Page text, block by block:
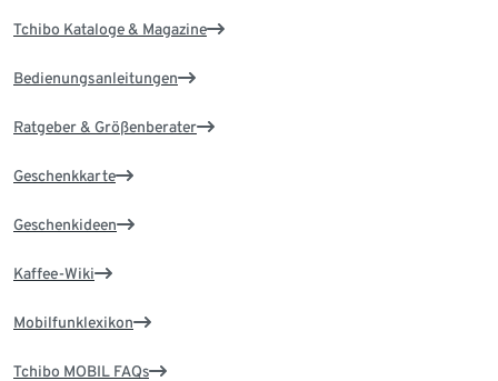
Tchibo Kataloge & Magazine
Bedienungsanleitungen
Ratgeber & Größenberater
Geschenkkarte
Geschenkideen
Kaffee-Wiki
Mobilfunklexikon
Tchibo MOBIL FAQs